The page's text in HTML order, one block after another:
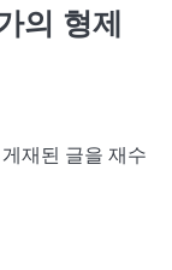
의 형제
재된 글을 재수